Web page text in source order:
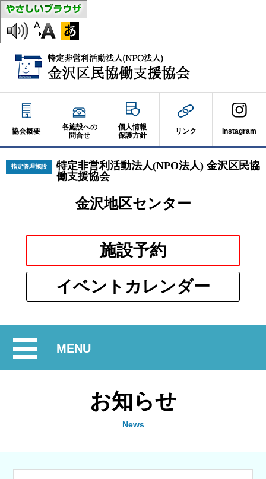
協会概要
各施設への
問合せ
個人情報
保護方針
リンク Instagram
特定非営利活動法人(NPO法人) 金沢区民協
働支援協会
指定管理施設
金沢地区センター
施設予約別
ウ
ィ
ン
開
イベント カレンダー別
ウ
ウ
MENU開
閉
お知らせ
News